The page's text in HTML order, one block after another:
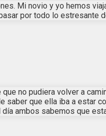
Mi novio y yo hemos
por todo lo estresante
no pudiera volver a
que ella iba a estar
ambos sabemos que